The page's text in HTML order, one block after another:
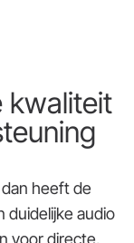
kwaliteit
heeft de
duidelijke audio